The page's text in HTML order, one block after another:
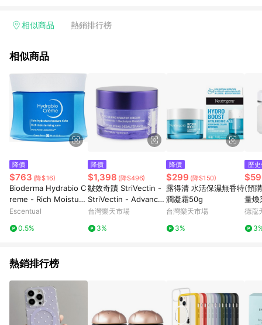
相似商品 熱銷排行榜
相似商品
降價
$763 (降$16)
Bioderma Hydrabio C
reme - Rich Moisturis
ing Care 50ml
Escentual
0.5%
降價
$1,398 (降$496)
皺效奇蹟 StriVectin -
StriVectin - Advance
d Hydration Re-Quen
解質保濕霜（無油）
台灣樂天市場
3%
降價
$299 (降$150)
露得清 水活保濕無香特
潤凝霜50g
台灣樂天市場
3%
歷
(預
量煥
7)
德蔻
熱銷排行榜